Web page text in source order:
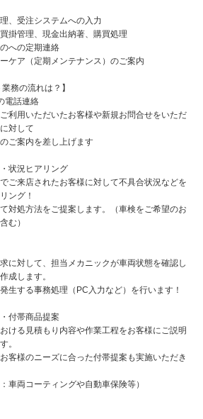
、受注システムへの入力
掛管理、現金出納著、購買処理
への定期連絡
ケア（定期メンテナンス）のご案内
業務の流れは？】
電話連絡
利用いただいたお客様や新規お問合せをいただ
対して
ご案内を差し上げます
状況ヒアリング
ご来店されたお客様に対して不具合状況などを
ング！
対処方法をご提案します。（車検をご希望のお
む）
に対して、担当メカニックが車両状態を確認し
成します。
生する事務処理（PC入力など）を行います！
付帯商品提案
ける見積もり内容や作業工程をお客様にご説明
。
客様のニーズに合った付帯提案も実施いただき
：車両コーティングや自動車保険等）